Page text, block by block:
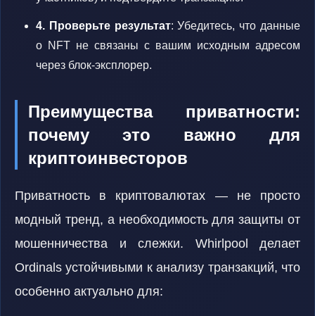
4. Проверьте результат: Убедитесь, что данные
о NFT не связаны с вашим исходным адресом
через блок-эксплорер.
Преимущества приватности:
почему это важно для
криптоинвесторов
Приватность в криптовалютах — не просто
модный тренд, а необходимость для защиты от
мошенничества и слежки. Whirlpool делает
Ordinals устойчивыми к анализу транзакций, что
особенно актуально для: